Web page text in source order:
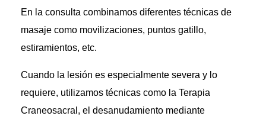
En la consulta combinamos diferentes técnicas de
masaje como movilizaciones, puntos gatillo,
estiramientos, etc.
Cuando la lesión es especialmente severa y lo
requiere, utilizamos técnicas como la Terapia
Craneosacral, el desanudamiento mediante